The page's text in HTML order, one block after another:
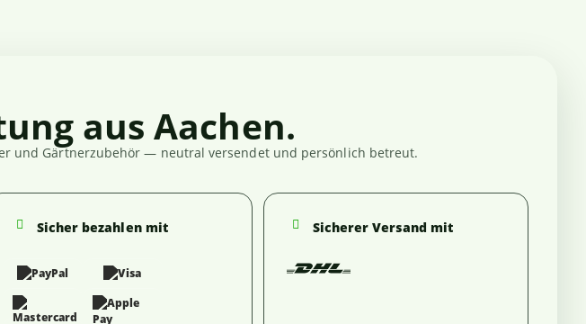
aus Aachen.
und Gärtnerzubehör — neutral versendet und persönlich betreut.
Sicher bezahlen mit Sicherer Versand mit